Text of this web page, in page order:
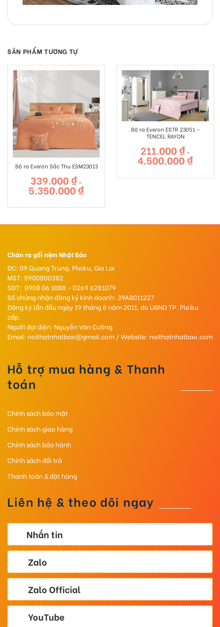
SẢN PHẨM TƯƠNG TỰ
-16%
Bộ ra Everon Sắc Thu ESM23013
339.000₫ –
5.350.000₫Khoảng
đến
-15%
Bộ ra Everon ESTR 23051 –
TENCEL RAYON
211.000₫ –
4.500.000₫Khoảng
đến
Chăn ra gối nệm Nhật Bảo
ĐC: 09 Quang Trung, Pleiku, Gia Lai
MST: 5900800382
SĐT: 0908 06 1088 – 0269 6281079
Số chứng nhận đăng ký kinh doanh: 39A8011227
Đăng ký lần đầu ngày 19 tháng 8 năm 2011, do UBND TP. Pleiku
cấp.
Người đại diện: Nguyễn Văn Cường
Email: noithatnhatbao@gmail.com / Website: noithatnhatbao.com
Hỗ trợ mua hàng & Thanh
toán
Chính sách bảo mật
Chính sách giao hàng
Chính sách bảo hành
Chính sách đổi trả
Thanh toán & đặt hàng
Liên hệ & theo dõi ngay
Nhắn tin
Zalo
Zalo Official
YouTube